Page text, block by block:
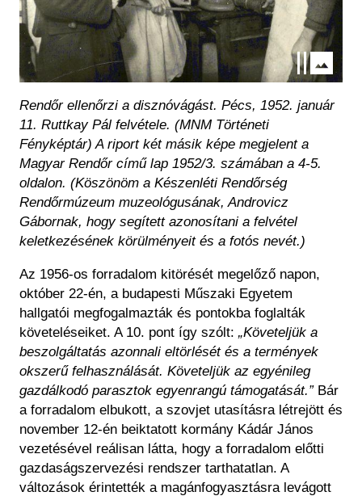
Rendőr ellenőrzi a disznóvágást. Pécs, 1952. január
11. Ruttkay Pál felvétele. (MNM Történeti
Fényképtár) A riport két másik képe megjelent a
Magyar Rendőr című lap 1952/3. számában a 4-5.
oldalon. (Köszönöm a Készenléti Rendőrség
Rendőrmúzeum muzeológusának, Androvicz
Gábornak, hogy segített azonosítani a felvétel
keletkezésének körülményeit és a fotós nevét.)
Az 1956-os forradalom kitörését megelőző napon,
október 22-én, a budapesti Műszaki Egyetem
hallgatói megfogalmazták és pontokba foglalták
követeléseiket. A 10. pont így szólt: „Követeljük a
beszolgáltatás azonnali eltörlését és a termények
okszerű felhasználását. Követeljük az egyénileg
gazdálkodó parasztok egyenrangú támogatását.”Bár
a forradalom elbukott, a szovjet utasításra létrejött és
november 12-én beiktatott kormány Kádár János
vezetésével reálisan látta, hogy a forradalom előtti
gazdaságszervezési rendszer tarthatatlan. A
változások érintették a magánfogyasztásra levágott